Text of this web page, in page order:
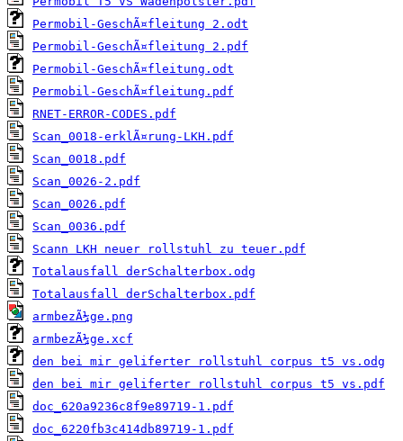
Permobil-GeschÃ¤fleitung 2.odt
Permobil-GeschÃ¤fleitung 2.pdf
Permobil-GeschÃ¤fleitung.odt
Permobil-GeschÃ¤fleitung.pdf
RNET-ERROR-CODES.pdf
Scan_0018-erklÃ¤rung-LKH.pdf
Scan_0018.pdf
Scan_0026-2.pdf
Scan_0026.pdf
Scan_0036.pdf
Scann LKH neuer rollstuhl zu teuer.pdf
Totalausfall derSchalterbox.odg
Totalausfall derSchalterbox.pdf
armbezÃ¼ge.png
armbezÃ¼ge.xcf
den bei mir geliferter rollstuhl corpus t5 vs.odg
den bei mir geliferter rollstuhl corpus t5 vs.pdf
doc_620a9236c8f9e89719-1.pdf
doc_6220fb3c414db89719-1.pdf